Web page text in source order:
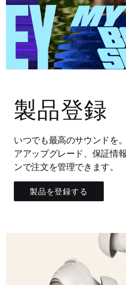
製品登録
いつでも最高のサウンドを
アアップグレード、保証情
ンで注文を管理できます。
製品を登録する